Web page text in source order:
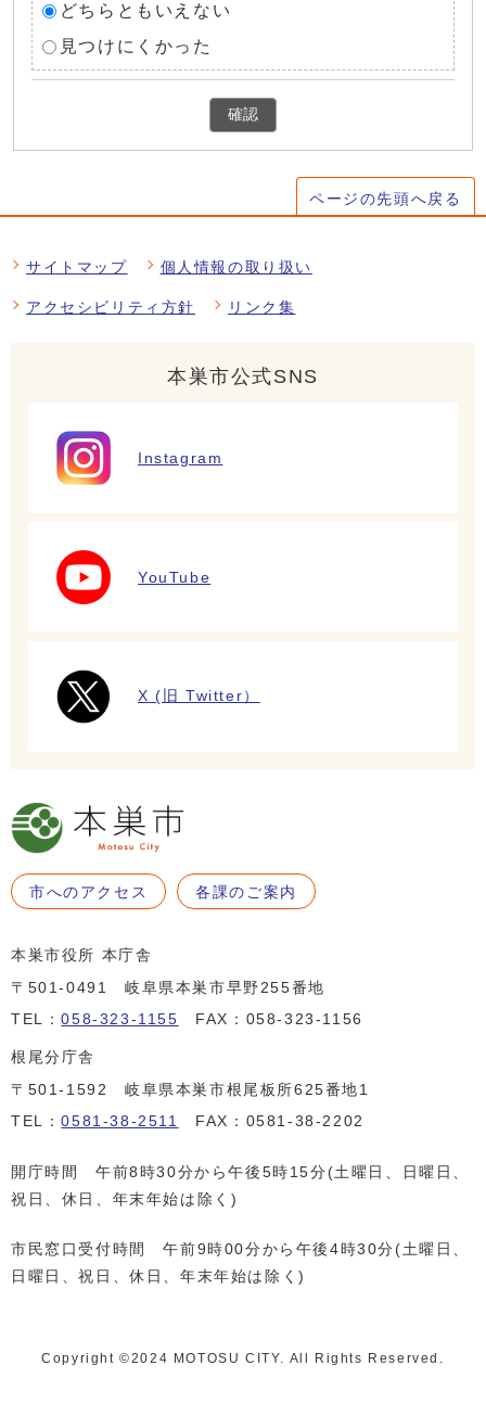
どちらともいえない
見つけにくかった
確認
ページの先頭へ戻る
サイトマップ 個人情報の取り扱い
アクセシビリティ方針 リンク集
本巣市公式SNS
Instagram
YouTube
X (旧 Twitter）
市へのアクセス 各課のご案内
本巣市役所 本庁舎
〒501-0491 岐阜県本巣市早野255番地
TEL：058-323-1155 FAX：058-323-1156
根尾分庁舎
〒501-1592 岐阜県本巣市根尾板所625番地1
TEL：0581-38-2511 FAX：0581-38-2202
開庁時間 午前8時30分から午後5時15分(土曜日、日曜日、
祝日、休日、年末年始は除く)
市民窓口受付時間 午前9時00分から午後4時30分(土曜日、
日曜日、祝日、休日、年末年始は除く)
Copyright ©️2024 MOTOSU CITY. All Rights Reserved.